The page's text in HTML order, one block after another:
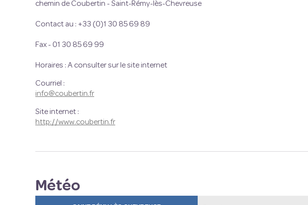
chemin de Coubertin - Saint-Rémy-lès-Chevreuse
Contact au : +33 (0)1 30 85 69 89
Fax - 01 30 85 69 99
Horaires : A consulter sur le site internet
Courriel :
info@coubertin.fr
Site internet :
http://www.coubertin.fr
Météo